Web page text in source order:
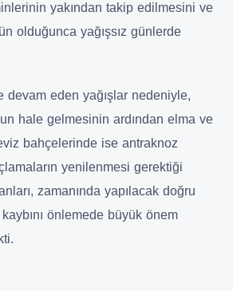
yakından takip edilmesini ve
olduğunca yağışsız günlerde
devam eden yağışlar nedeniyle,
hale gelmesinin ardından elma ve
bahçelerinde ise antraknoz
yenilenmesi gerektiği
zamanında yapılacak doğru
önlemede büyük önem